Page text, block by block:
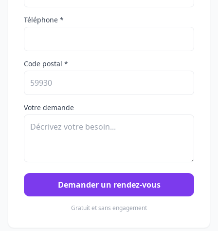
Téléphone *
Code postal *
Votre demande
Demander un rendez-vous
Gratuit et sans engagement